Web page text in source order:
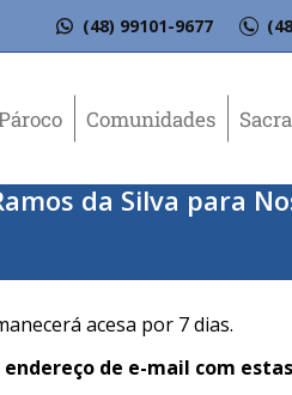
(48) 99101-9677
Comunidades
da Silva para
acesa por 7 dias.
de e-mail com